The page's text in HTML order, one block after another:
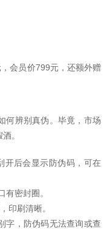
会员价799元，还额外赠
何辨别真伪。毕竟，市场
。
开后会显示防伪码，可在
有密封圈。
印刷清晰。
字，防伪码无法查询或查